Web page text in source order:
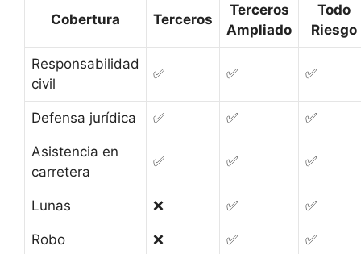
Cobertura Terceros
Terceros
Ampliado
Todo
Riesgo
Responsabilidad
civil
✅ ✅ ✅
Defensa jurídica ✅ ✅ ✅
Asistencia en
carretera
✅ ✅ ✅
Lunas ❌ ✅ ✅
Robo ❌ ✅ ✅